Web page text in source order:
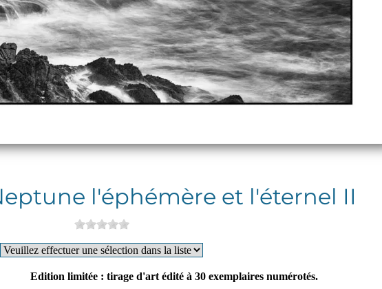
l'éphémère et l'éternel II
Edition limitée : tirage d'art édité à 30 exemplaires numérotés.